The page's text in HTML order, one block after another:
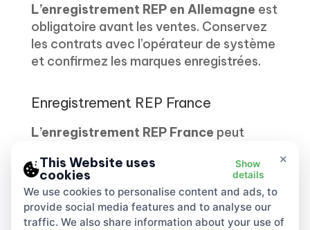
L’enregistrement REP en Allemagne est
obligatoire avant les ventes. Conservez
les contrats avec l’opérateur de système
et confirmez les marques enregistrées.
Enregistrement REP France
L’enregistrement REP France peut
flux. Assurez-vous que les codes-barres
et les données de marque correspondent
aux factures.
×
This Website uses
cookies
Show
details
We use cookies to personalise content and ads, to
provide social media features and to analyse our
traffic. We also share information about your use of